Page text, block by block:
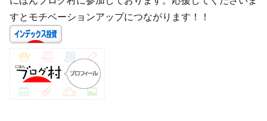
すとモチベーションアップにつながります！！